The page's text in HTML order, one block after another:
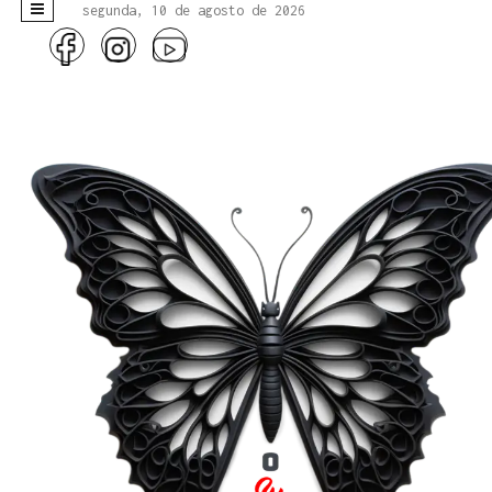
segunda, 10 de agosto de 2026